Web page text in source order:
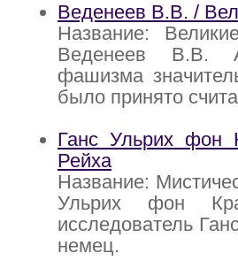
Веденеев В.В. /
Название:
Веденеев В.В.
фашизма
было принято
Ганс Ульрих фон
Рейха
Название:
Ульрих фон
исследователь
немец.